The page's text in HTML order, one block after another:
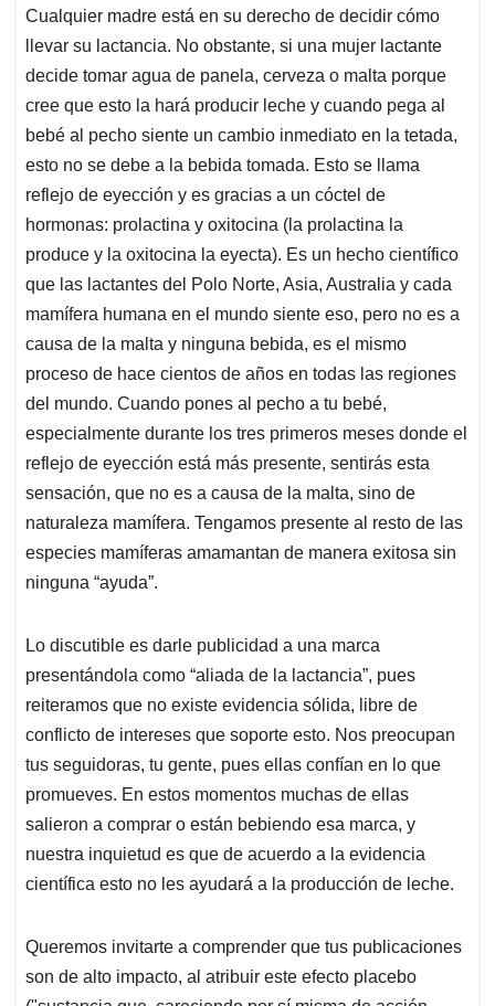
Cualquier madre está en su derecho de decidir cómo
llevar su lactancia. No obstante, si una mujer lactante
decide tomar agua de panela, cerveza o malta porque
cree que esto la hará producir leche y cuando pega al
bebé al pecho siente un cambio inmediato en la tetada,
esto no se debe a la bebida tomada. Esto se llama
reflejo de eyección y es gracias a un cóctel de
hormonas: prolactina y oxitocina (la prolactina la
produce y la oxitocina la eyecta). Es un hecho científico
que las lactantes del Polo Norte, Asia, Australia y cada
mamífera humana en el mundo siente eso, pero no es a
causa de la malta y ninguna bebida, es el mismo
proceso de hace cientos de años en todas las regiones
del mundo. Cuando pones al pecho a tu bebé,
especialmente durante los tres primeros meses donde el
reflejo de eyección está más presente, sentirás esta
sensación, que no es a causa de la malta, sino de
naturaleza mamífera. Tengamos presente al resto de las
especies mamíferas amamantan de manera exitosa sin
ninguna “ayuda”.
Lo discutible es darle publicidad a una marca
presentándola como “aliada de la lactancia”, pues
reiteramos que no existe evidencia sólida, libre de
conflicto de intereses que soporte esto. Nos preocupan
tus seguidoras, tu gente, pues ellas confían en lo que
promueves. En estos momentos muchas de ellas
salieron a comprar o están bebiendo esa marca, y
nuestra inquietud es que de acuerdo a la evidencia
científica esto no les ayudará a la producción de leche.
Queremos invitarte a comprender que tus publicaciones
son de alto impacto, al atribuir este efecto placebo